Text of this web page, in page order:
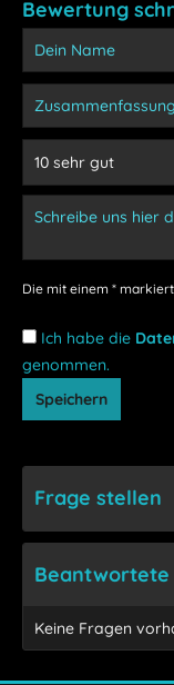
Bewertung
Die mit einem *
Ich habe die
genommen.
Speichern
Frage stellen
Beantwortete
Keine Fragen